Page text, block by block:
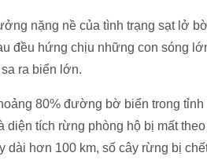
nặng nề của tình trạng sạt lở
đều hứng chịu những con sóng
ra biển lớn.
80% đường bờ biển trong
diện tích rừng phòng hộ bị mất
dài hơn 100 km, số cây rừng bị